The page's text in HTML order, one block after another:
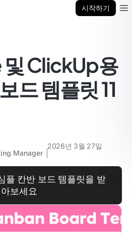
시작하기
ClickUp용
드 템플릿 11
Manager
2026년 3월 27일
플 칸반 보드 템플릿을 받
아보세요